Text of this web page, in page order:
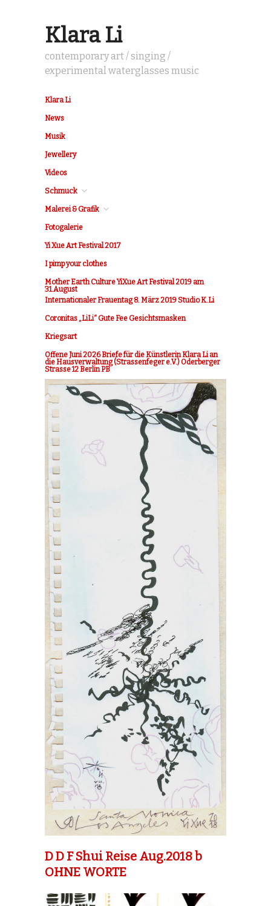
Klara Li
contemporary art / singing /
experimental waterglasses music
Klara Li
News
Musik
Jewellery
Videos
Schmuck
Malerei & Grafik
Fotogalerie
Yi Xue Art Festival 2017
I pimp your clothes
Mother Earth Culture YiXue Art Festival 2019 am
31.August
Internationaler Frauentag 8. März 2019 Studio K.Li
Coronitas „LiLi“ Gute Fee Gesichtsmasken
Kriegsart
Offene Juni 2026 Briefe für die Künstlerin Klara Li an
die Hausverwaltung (Strassenfeger e.V.) Oderberger
Strasse 12 Berlin PB
D D F Shui Reise Aug.2018 b
OHNE WORTE